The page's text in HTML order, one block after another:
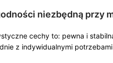
niezbędną przy
cechy to: pewna i
z indywidualnymi